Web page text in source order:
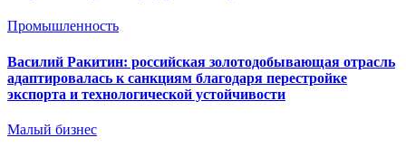
Промышленность
Василий Ракитин: российская золотодобывающая отрасль
адаптировалась к санкциям благодаря перестройке
экспорта и технологической устойчивости
Малый бизнес